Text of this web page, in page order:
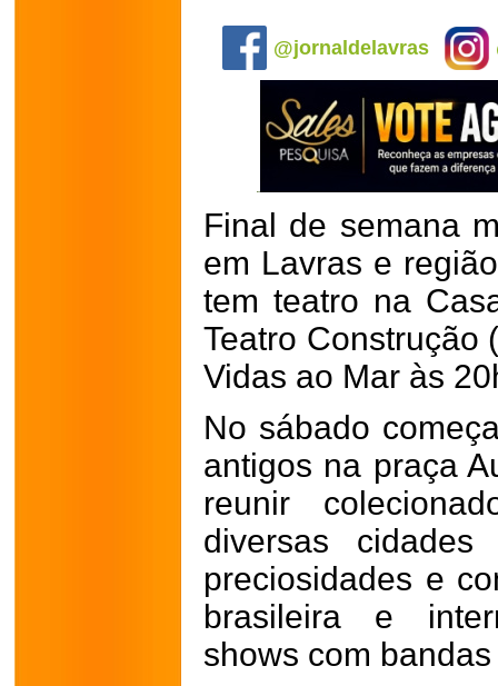
@jornaldelavras
Final de semana
em Lavras e
tem teatro na
Teatro Construção
Vidas ao Mar às
No sábado
antigos na praça
reunir
diversas
preciosidades e
brasileira e
shows com